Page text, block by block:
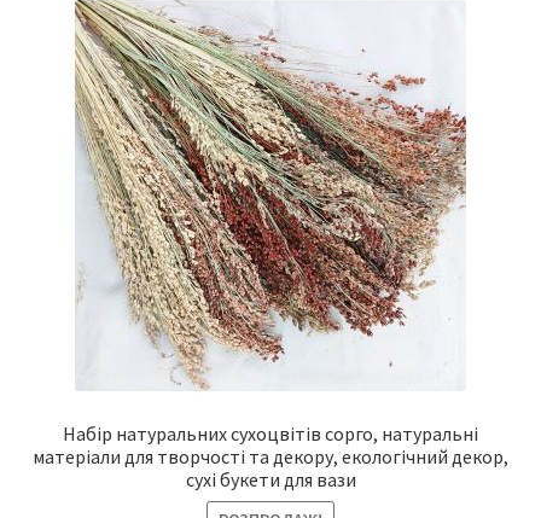
Набір натуральних сухоцвітів сорго, натуральні
матеріали для творчості та декору, екологічний декор,
сухі букети для вази